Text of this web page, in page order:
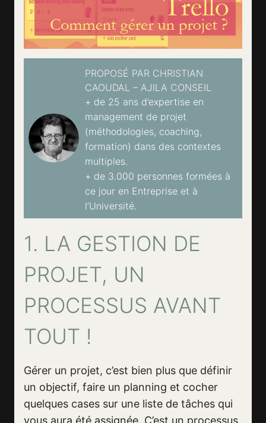
PROPOSÉ PAR CHRISTIAN
CAOUDAL – AJILA CONSEIL
+ de 25 ans d’expertise en
management de projet
(méthodologies, coaching,
formation) dans des contextes
multiples.
+ de 3.000 personnes formées à
ce jour en Entreprise et à
l’Université.
1. LA GESTION DE
PROJET, UN
PROCESSUS AVANT
TOUT !
Gérer un projet, c’est bien plus que définir
un objectif, faire un planning et cocher
quelques cases sur une liste de tâches qui
vous aura été assignée. C’est un processus